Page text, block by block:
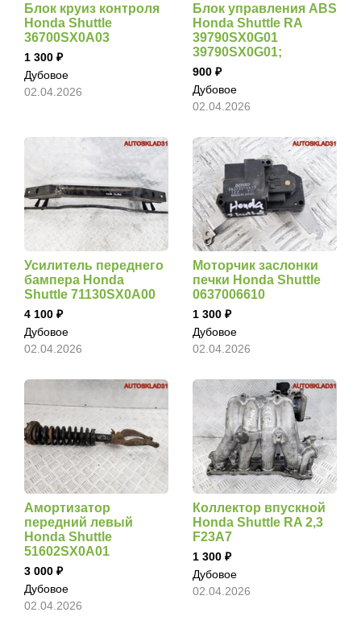
Блок круиз контроля
Honda Shuttle
36700SX0A03
1 300
Дубовое
02.04.2026
Блок управления ABS
Honda Shuttle RA
39790SX0G01
39790SX0G01;
900
Дубовое
02.04.2026
Усилитель переднего
бампера Honda
Shuttle 71130SX0A00
4 100
Дубовое
02.04.2026
Моторчик заслонки
печки Honda Shuttle
0637006610
1 300
Дубовое
02.04.2026
Амортизатор
передний левый
Honda Shuttle
51602SX0A01
3 000
Дубовое
02.04.2026
Коллектор впускной
Honda Shuttle RA 2,3
F23A7
1 300
Дубовое
02.04.2026